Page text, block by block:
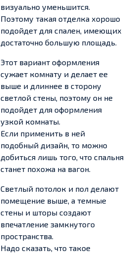
визуально уменьшится.
Поэтому такая отделка хорошо
подойдет для спален, имеющих
достаточно большую площадь.
Этот вариант оформления
сужает комнату и делает ее
выше и длиннее в сторону
светлой стены, поэтому он не
подойдет для оформления
узкой комнаты.
Если применить в ней
подобный дизайн, то можно
добиться лишь того, что спальня
станет похожа на вагон.
Светлый потолок и пол делают
помещение выше, а темные
стены и шторы создают
впечатление замкнутого
пространства.
Надо сказать, что такое